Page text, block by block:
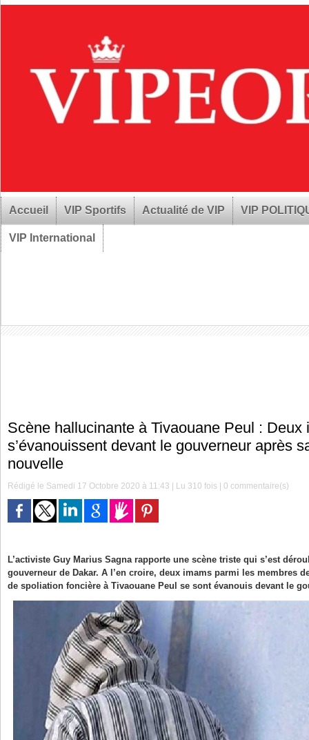
Accueil VIP Sportifs Actualité de VIP VIP
VIP International
Scène hallucinante à Tivaouane Peul : Deux
s’évanouissent devant le gouverneur après
nouvelle
Rédigé le Samedi 17 Octobre 2020 à 11:43 | Lu 310 fois |0 commentaire(s)
L’activiste Guy Marius Sagna rapporte une scène triste qui s’est
gouverneur de Dakar. A l’en croire, deux imams parmi les membres
de spoliation foncière à Tivaouane Peul se sont évanouis devant le